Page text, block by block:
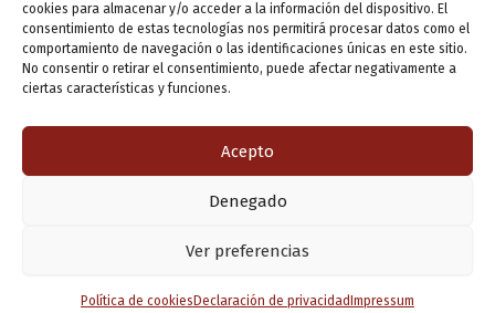
cookies para almacenar y/o acceder a la información del dispositivo. El
consentimiento de estas tecnologías nos permitirá procesar datos como el
comportamiento de navegación o las identificaciones únicas en este sitio.
No consentir o retirar el consentimiento, puede afectar negativamente a
ciertas características y funciones.
Acepto
Denegado
Ver preferencias
Política de cookies Declaración de privacidad Impressum
Deja un comentario / Actualidad / Por VLLensutinta
Actualidad / Por
Copyright © 2026 Valladolid en su titna